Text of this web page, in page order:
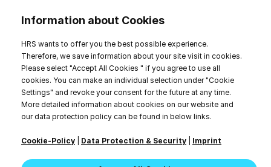
プラットフォーム
ホテルとサステナビリティ
インプリントデータプライバシーサービス規約
Cookie Settings
Information about Cookies
HRS wants to offer you the best possible experience.
Therefore, we save information about your site visit in cookies.
Please select "Accept All Cookies " if you agree to use all
cookies. You can make an individual selection under "Cookie
Settings" and revoke your consent for the future at any time.
More detailed information about cookies on our website and
our data protection policy can be found in below links.
Cookie-Policy Data Protection & Security Imprint